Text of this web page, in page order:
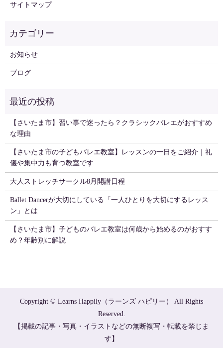
サイトマップ
お知らせ
ブログ
【さいたま市】習い事で迷ったら？クラシックバレエがおすすめ
な理由
【さいたま市の子どもバレエ教室】レッスンの一日をご紹介｜礼
儀や集中力も育つ教室です
大人ストレッチサークル8月開講日程
Ballet Dancerが大切にしている「一人ひとりを大切にするレッス
ン」とは
【さいたま市】子どものバレエ教室は何歳から始めるのがおすす
め？年齢別に解説
Copyright © Learns Happily（ラーンズ ハピリー） All Rights
Reserved.
【掲載の記事・写真・イラストなどの無断複写・転載を禁じま
す】